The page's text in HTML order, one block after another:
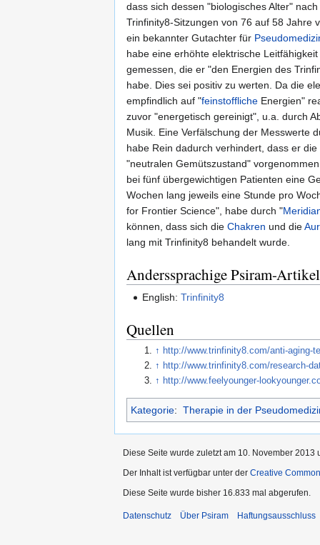
dass sich dessen "biologisches Alter"
Trinfinity8-Sitzungen von 76 auf 58 Jahre
ein bekannter Gutachter für
habe eine erhöhte elektrische
gemessen, die er "den Energien des
habe. Dies sei positiv zu werten. Da die
empfindlich auf "feinstoffliche Energien"
zuvor "energetisch gereinigt", u.a. durch
Musik. Eine Verfälschung der Messwerte
habe Rein dadurch verhindert, dass er
"neutralen Gemütszustand"
bei fünf übergewichtigen Patienten eine
Wochen lang jeweils eine Stunde pro
for Frontier Science", habe durch "
können, dass sich die Chakren und die
lang mit Trinfinity8 behandelt wurde.
Anderssprachige Psiram-Artikel
English:Trinfinity8
Quellen
↑ http://www.trinfinity8.com/anti-aging-
↑ http://www.trinfinity8.com/research-
↑ http://www.feelyounger-
Kategorie: Therapie in der
Diese Seite wurde zuletzt am 10. November 2013
Der Inhalt ist verfügbar unter der Creative
Diese Seite wurde bisher 16.833 mal abgerufen.
Datenschutz Über Psiram Haftungsausschluss